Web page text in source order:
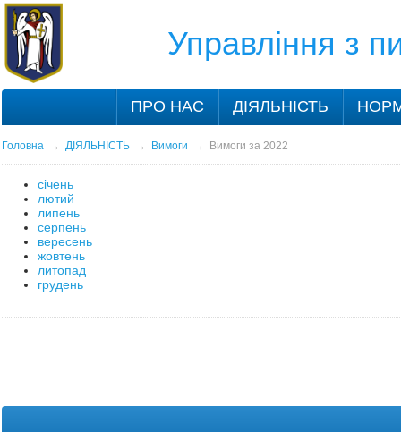
Управління з
ПРО НАС ДІЯЛЬНІСТЬ
Головна→ ДІЯЛЬНІСТЬ→ Вимоги → Вимоги за 2022
січень
лютий
липень
серпень
вересень
жовтень
литопад
грудень